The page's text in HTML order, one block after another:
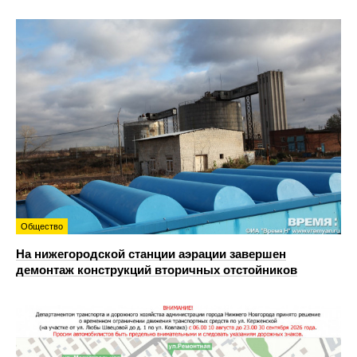
Общество
На нижегородской станции аэрации завершен
демонтаж конструкций вторичных отстойников